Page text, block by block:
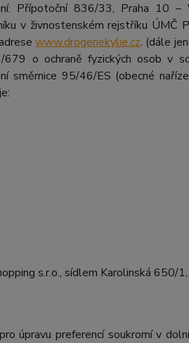
Přípotoční 836/33, Praha 10 –
v živnostenském rejstříku ÚMČ
www.drogeriekylie.cz. (dále jen
o ochraně fyzických osob v
směrnice 95/46/ES (obecné
s.r.o., sídlem Karolinská 650/
úpravu preferencí soukromí v